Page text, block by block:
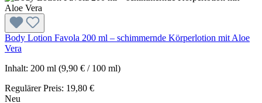
Body Lotion Favola 200 ml – schimmernde Körperlotion mit Aloe
Vera
Inhalt: 200 ml (9,90 € / 100 ml)
Regulärer Preis: 19,80 €
Neu